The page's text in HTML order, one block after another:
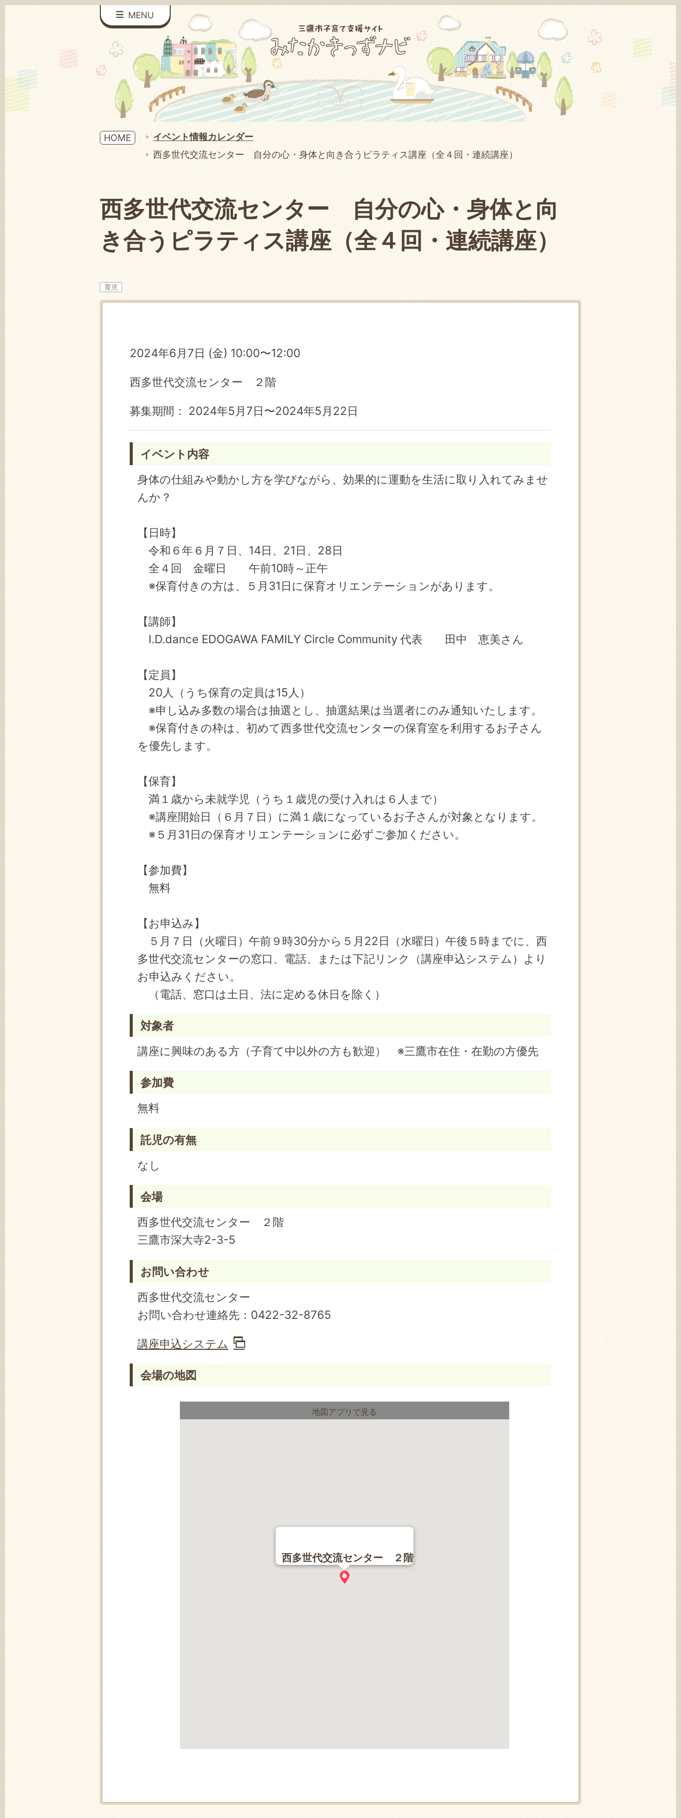
MENU
HOME
イベント情報カレンダー
西多世代交流センター 自分の心・身体と向き合うピラティス講座（全４回・連続講座）
西多世代交流センター 自分の心・身体と向
き合うピラティス講座（全４回・連続講座）
育児
2024年6月7日 (金) 10:00〜12:00
西多世代交流センター ２階
募集期間： 2024年5月7日〜2024年5月22日
イベント内容
身体の仕組みや動かし方を学びながら、効果的に運動を生活に取り入れてみませ
んか？
【日時】
令和６年６月７日、14日、21日、28日
全４回 金曜日 午前10時～正午
※保育付きの方は、５月31日に保育オリエンテーションがあります。
【講師】
I.D.dance EDOGAWA FAMILY Circle Community 代表 田中 恵美さん
【定員】
20人（うち保育の定員は15人）
※申し込み多数の場合は抽選とし、抽選結果は当選者にのみ通知いたします。
※保育付きの枠は、初めて西多世代交流センターの保育室を利用するお子さん
を優先します。
【保育】
満１歳から未就学児（うち１歳児の受け入れは６人まで）
※講座開始日（６月７日）に満１歳になっているお子さんが対象となります。
※５月31日の保育オリエンテーションに必ずご参加ください。
【参加費】
無料
【お申込み】
５月７日（火曜日）午前９時30分から５月22日（水曜日）午後５時までに、西
多世代交流センターの窓口、電話、または下記リンク（講座申込システム）より
お申込みください。
（電話、窓口は土日、法に定める休日を除く）
対象者
講座に興味のある方（子育て中以外の方も歓迎） ※三鷹市在住・在勤の方優先
参加費
無料
託児の有無
なし
会場
西多世代交流センター ２階
三鷹市深大寺2-3-5
お問い合わせ
西多世代交流センター
お問い合わせ連絡先： 0422-32-8765
講座申込システム
会場の地図
地図アプリで見る
西多世代交流センター ２階